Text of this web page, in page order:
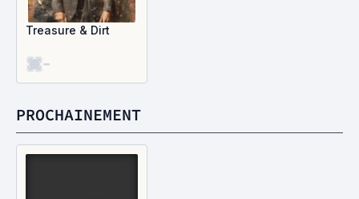
Treasure & Dirt
-
PROCHAINEMENT